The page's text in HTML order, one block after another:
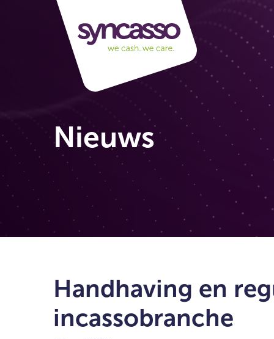
Nieuws
Handhaving en
incassobranche